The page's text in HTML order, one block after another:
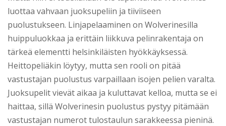
luottaa vahvaan juoksupeliin ja tiiviiseen
puolustukseen. Linjapelaaminen on Wolverinesilla
huippuluokkaa ja erittäin liikkuva pelinrakentaja on
tärkeä elementti helsinkiläisten hyökkäyksessä.
Heittopeliäkin löytyy, mutta sen rooli on pitää
vastustajan puolustus varpaillaan isojen pelien varalta.
Juoksupelit vievät aikaa ja kuluttavat kelloa, mutta se ei
haittaa, sillä Wolverinesin puolustus pystyy pitämään
vastustajan numerot tulostaulun sarakkeessa pieninä.